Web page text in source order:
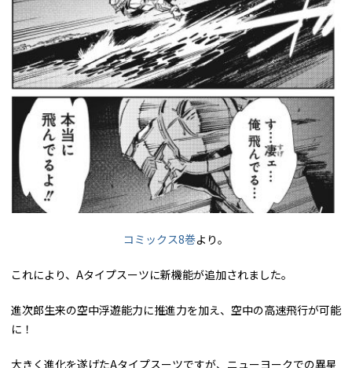
コミックス8巻より。
これにより、Aタイプスーツに新機能が追加されました。
進次郎生来の空中浮遊能力に推進力を加え、空中の高速飛行が可能
に！
大きく進化を遂げたAタイプスーツですが、ニューヨークでの異星